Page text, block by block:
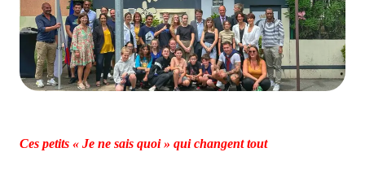
Ces petits « Je ne sais quoi » qui changent tout